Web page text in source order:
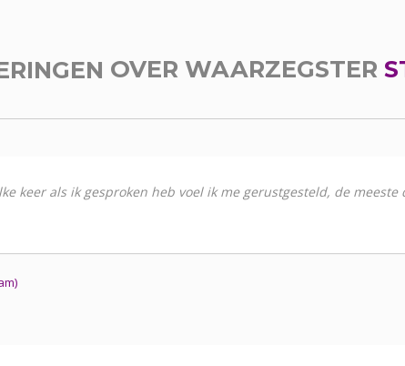
OVER WAARZEGSTER
keer als ik gesproken heb voel ik me gerustgesteld, de